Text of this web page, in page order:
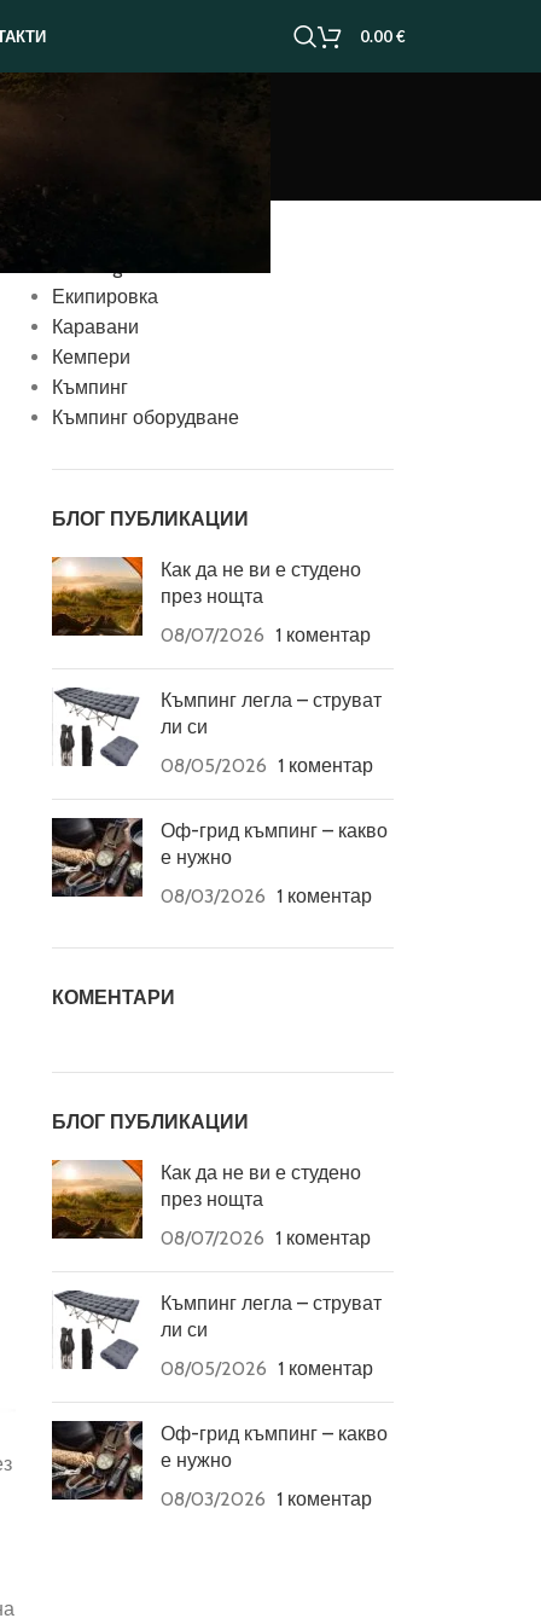
0.00€
Екипировка
Каравани
Кемпери
Къмпинг
Къмпинг оборудване
БЛОГ ПУБЛИКАЦИИ
Как да не ви е студено
през нощта
08/07/2026 1 коментар
Къмпинг легла – струват
ли си
08/05/2026 1 коментар
Оф-грид къмпинг – какво
е нужно
08/03/2026 1 коментар
КОМЕНТАРИ
БЛОГ ПУБЛИКАЦИИ
Как да не ви е студено
през нощта
08/07/2026 1 коментар
Къмпинг легла – струват
ли си
08/05/2026 1 коментар
Оф-грид къмпинг – какво
е нужно
08/03/2026 1 коментар